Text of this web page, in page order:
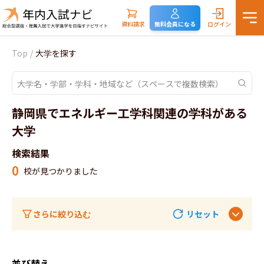
資料請求 無料会員になる ログイン
Top / 大学を探す
静岡県でエネルギー工学科関連の学科がある
大学
検索結果
0 校が見つかりました
さらに絞り込む リセット